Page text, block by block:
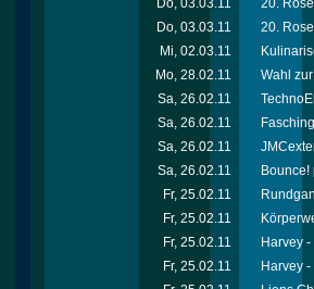
Do, 03.03.11
20.
Do, 03.03.11
20.
Mi, 02.03.11
Mo, 28.02.11
Wahl
Sa, 26.02.11
Sa, 26.02.11
Sa, 26.02.11
Sa, 26.02.11
Bounce!
Fr, 25.02.11
Fr, 25.02.11
Fr, 25.02.11
Harvey
Fr, 25.02.11
Harvey